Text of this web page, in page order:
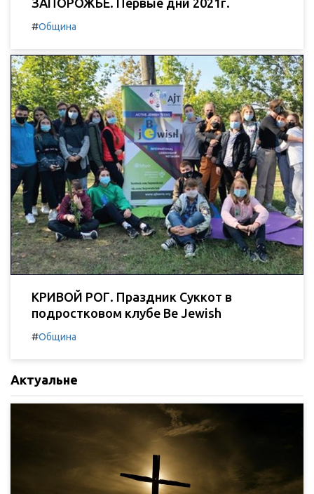
#Община
КРИВОЙ РОГ. Праздник Суккот в
подростковом клубе Be Jewish
#Община
Актуальне